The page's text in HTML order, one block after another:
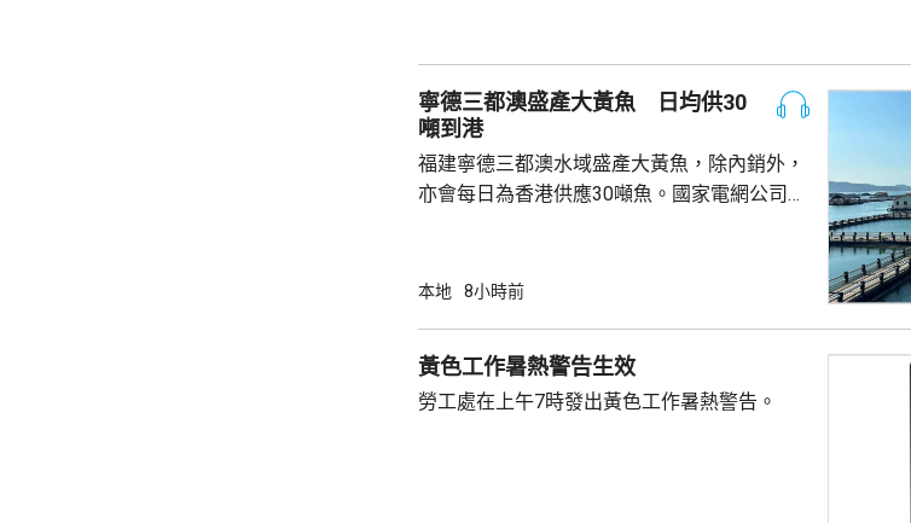
寧德三都澳盛產大黃魚 日均供30
噸到港
福建寧德三都澳水域盛產大黃魚，除內銷外，
亦會每日為香港供應30噸魚。國家電網公司就
萬 要求研發大黃魚人工繁殖技術 福建位於中
的港灣，其中6個是深水港，包括廈門港和三
都澳等。 在三都澳，有漁民看中當地水質、水
本地 8小時前
黃色工作暑熱警告生效
勞工處在上午7時發出黃色工作暑熱警告。